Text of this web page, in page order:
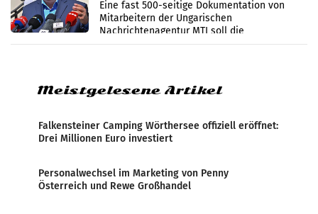
Zensur
Eine fast 500-seitige Dokumentation von
Mitarbeitern der Ungarischen
Nachrichtenagentur MTI soll die
systematische Nachrichten-Manipulation und
Meistgelesene Artikel
Falkensteiner Camping Wörthersee offiziell eröffnet:
Drei Millionen Euro investiert
Personalwechsel im Marketing von Penny
Österreich und Rewe Großhandel